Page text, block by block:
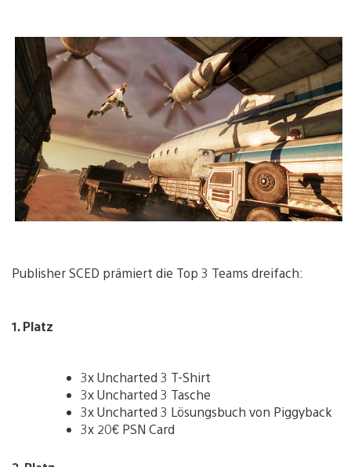
Publisher SCED prämiert die Top 3 Teams dreifach:
1. Platz
3x Uncharted 3 T-Shirt
3x Uncharted 3 Tasche
3x Uncharted 3 Lösungsbuch von Piggyback
3x 20€ PSN Card